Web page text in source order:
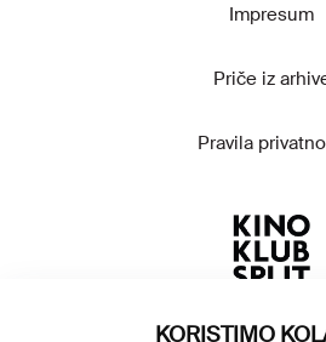
Impresum
Priče iz
Pravila
KORISTIMO